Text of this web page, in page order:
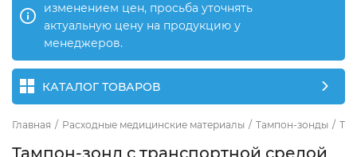
изменением цен, просьба уточнять
актуальную цену на продукцию у
менеджеров.
КАТАЛОГ ТОВАРОВ
Главная / Расходные медицинские материалы / Тампон-зонды /
Тампон-зонд с транспортной средой